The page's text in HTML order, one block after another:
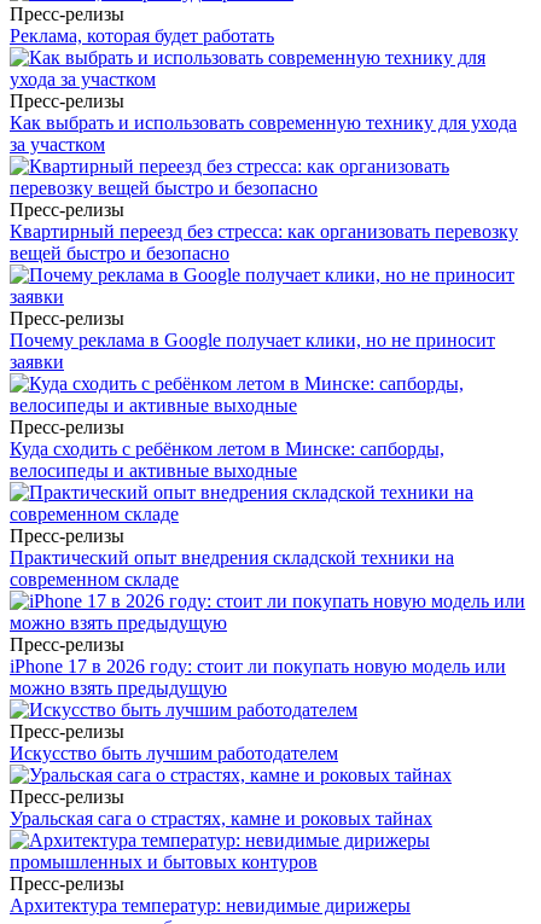
Пресс-релизы
Реклама, которая будет работать
Пресс-релизы
Как выбрать и использовать современную технику для ухода
за участком
Пресс-релизы
Квартирный переезд без стресса: как организовать перевозку
вещей быстро и безопасно
Пресс-релизы
Почему реклама в Google получает клики, но не приносит
заявки
Пресс-релизы
Куда сходить с ребёнком летом в Минске: сапборды,
велосипеды и активные выходные
Пресс-релизы
Практический опыт внедрения складской техники на
современном складе
Пресс-релизы
iPhone 17 в 2026 году: стоит ли покупать новую модель или
можно взять предыдущую
Пресс-релизы
Искусство быть лучшим работодателем
Пресс-релизы
Уральская сага о страстях, камне и роковых тайнах
Пресс-релизы
Архитектура температур: невидимые дирижеры